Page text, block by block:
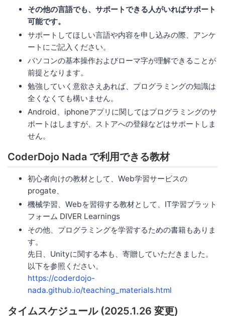
その他の言語でも、サポートできる人がいればサポート
可能です。
サポートしてほしい言語や内容を申し込みの際、アンケ
ートにご記入ください。
パソコンの基本操作およびローマ字が理解できることが
前提となります。
勉強していく意欲さえあれば、プログラミングの知識は
全くなくても構いません。
Android、iphoneアプリに関してはプログラミングのサ
ポートはしますが、ストアへの登録などはサポートしま
せん。
CoderDojo Nada で利用できる教材
初心者向けの教材として、Web学習サービスの
progate、
機械学習、Webを習得する教材として、IT学習プラット
フォーム DIVER Learnings
その他、プログラミングを学習するための書籍もありま
す。
先日、Unityに関する本も、寄贈していただきました。
以下を参照ください。
https://coderdojo-
nada.github.io/teaching_materials.html
タイムスケジュール (2025.1.26 変更)